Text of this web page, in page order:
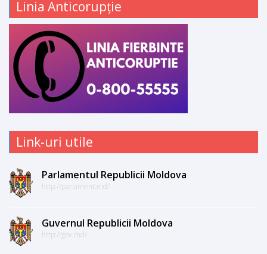
Linia Anticorupție
Link-uri utile
Parlamentul Republicii Moldova
http://parlament.md/
Guvernul Republicii Moldova
http://gov.md/